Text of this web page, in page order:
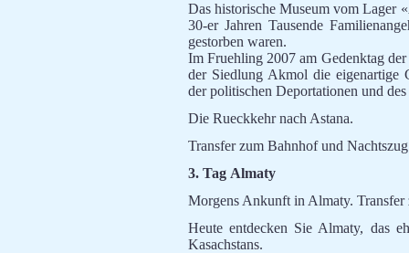
Das historische Museum vom Lager
30-er Jahren Tausende
gestorben waren.
Im Fruehling 2007 am Gedenktag
der Siedlung Akmol die eigenartige
der politischen Deportationen und
Die Rueckkehr nach Astana.
Transfer zum Bahnhof und
3. Tag Almaty
Morgens Ankunft in Almaty. Transfer
Heute entdecken Sie Almaty, das
Kasachstans.